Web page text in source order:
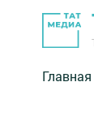
Главная